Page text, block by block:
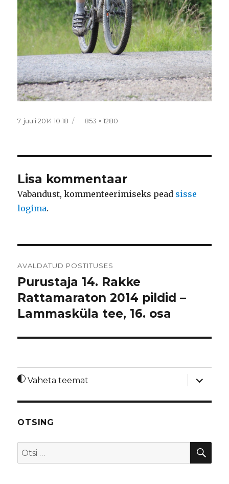
Postitatud
7. juuli 2014 10:18 Täissuurus
853 × 1280
Lisa kommentaar
Vabandust, kommenteerimiseks pead sisse
logima.
AVALDATUD POSTITUSES
Purustaja 14. Rakke
Rattamaraton 2014 pildid –
Lammasküla tee, 16. osa
Vaheta teemat
laienda
OTSING
Otsi: